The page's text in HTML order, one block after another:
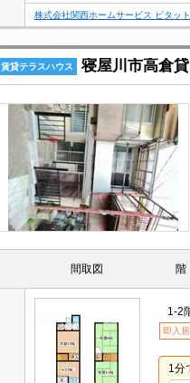
株式会社関西ホームサービス ピタッ
賃貸テラスハウス 寝屋川市高倉
間取図 階
1-2
即入
1分